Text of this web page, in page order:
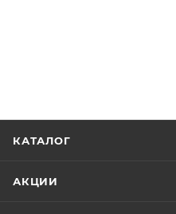
КАТАЛОГ
АКЦИИ